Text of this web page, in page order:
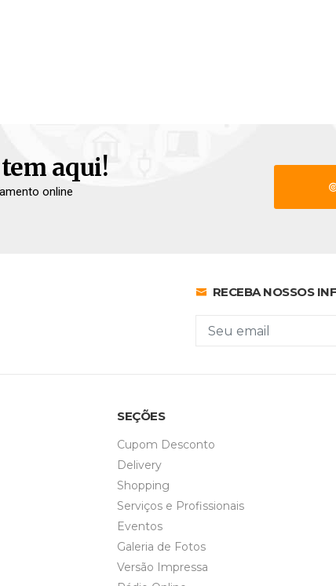
aqui!
online
RECEBA NOSSOS
SEÇÕES
Cupom Desconto
Delivery
Shopping
Serviços e Profissionais
Eventos
Galeria de Fotos
Versão Impressa